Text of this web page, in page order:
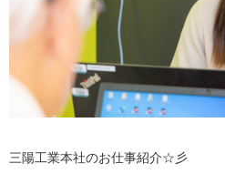
三陽工業本社のお仕事紹介☆彡